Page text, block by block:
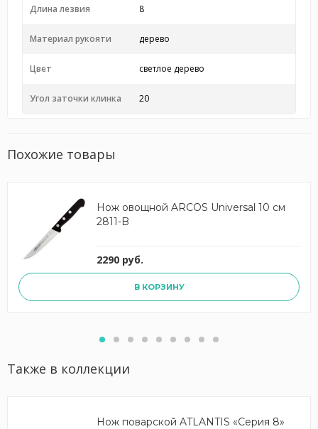
Длина лезвия 8
Материал рукояти дерево
Цвет светлое дерево
Угол заточки клинка 20
Похожие товары
Нож овощной ARCOS Universal 10 см
2811-B
2290 руб.
В КОРЗИНУ
Также в коллекции
Нож поварской ATLANTIS «Серия 8»